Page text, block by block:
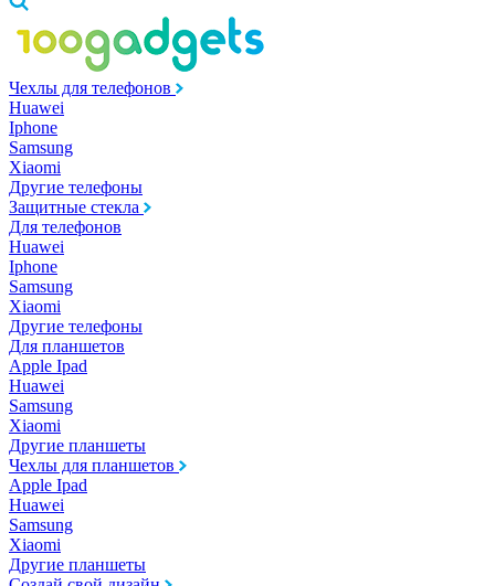
Чехлы для телефонов
Huawei
Iphone
Samsung
Xiaomi
Другие телефоны
Защитные стекла
Для телефонов
Huawei
Iphone
Samsung
Xiaomi
Другие телефоны
Для планшетов
Apple Ipad
Huawei
Samsung
Xiaomi
Другие планшеты
Чехлы для планшетов
Apple Ipad
Huawei
Samsung
Xiaomi
Другие планшеты